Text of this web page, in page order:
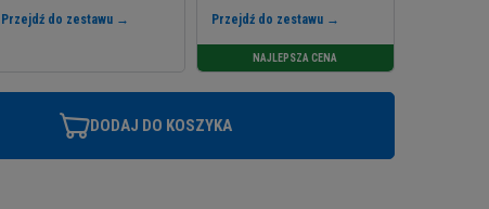
Przejdź do zestawu →
NAJLEPSZA CENA
Przejdź do zestawu →
DODAJ DO KOSZYKA